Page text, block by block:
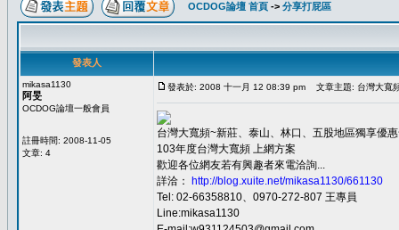
OCDOG論壇 首頁 -> 分享打屁區
發表人
mikasa1130
阿旻
OCDOG論壇一般會員
註冊時間: 2008-11-05
文章: 4
發表於: 2008 十一月 12 08:39 pm 文章主題: 台灣大寬
台灣大寬頻~新莊、泰山、林口、五股地區獨享優
103年度台灣大寬頻 上網方案
歡迎各位網友若有興趣者來電洽詢...
詳洽：
http://blog.xuite.net/mikasa1130/661130
Tel: 02-66358810、0970-272-807 王專員
Line:mikasa1130